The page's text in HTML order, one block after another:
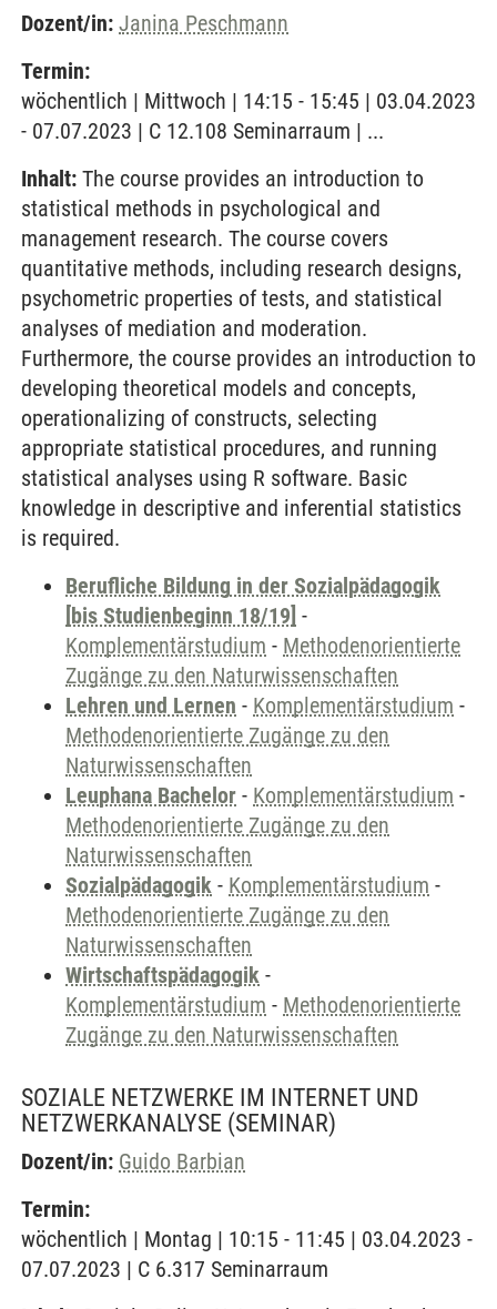
Dozent/in: Janina Peschmann
Termin:
wöchentlich | Mittwoch | 14:15 - 15:45 | 03.04.2023
- 07.07.2023 | C 12.108 Seminarraum | ...
Inhalt: The course provides an introduction to
statistical methods in psychological and
management research. The course covers
quantitative methods, including research designs,
psychometric properties of tests, and statistical
analyses of mediation and moderation.
Furthermore, the course provides an introduction to
developing theoretical models and concepts,
operationalizing of constructs, selecting
appropriate statistical procedures, and running
statistical analyses using R software. Basic
knowledge in descriptive and inferential statistics
is required.
Berufliche Bildung in der Sozialpädagogik
[bis Studienbeginn 18/19] -
Komplementärstudium - Methodenorientierte
Zugänge zu den Naturwissenschaften
Lehren und Lernen - Komplementärstudium -
Methodenorientierte Zugänge zu den
Naturwissenschaften
Leuphana Bachelor - Komplementärstudium -
Methodenorientierte Zugänge zu den
Naturwissenschaften
Sozialpädagogik - Komplementärstudium -
Methodenorientierte Zugänge zu den
Naturwissenschaften
Wirtschaftspädagogik -
Komplementärstudium - Methodenorientierte
Zugänge zu den Naturwissenschaften
SOZIALE NETZWERKE IM INTERNET UND
NETZWERKANALYSE (SEMINAR)
Dozent/in: Guido Barbian
Termin:
wöchentlich | Montag | 10:15 - 11:45 | 03.04.2023 -
07.07.2023 | C 6.317 Seminarraum